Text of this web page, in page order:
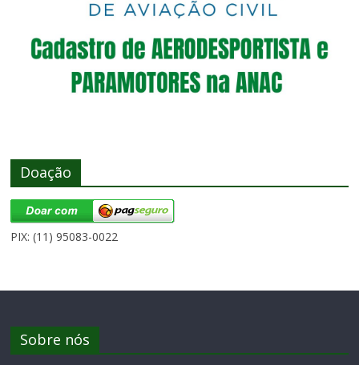
Doação
PIX: (11) 95083-0022
Sobre nós